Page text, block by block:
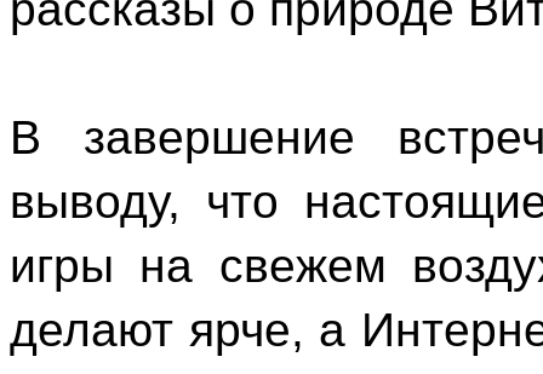
В завершение
выводу, что
игры на свежем
делают ярче, а